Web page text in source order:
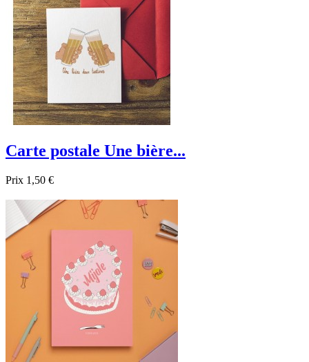
Carte postale Une bière...
Prix 1,50 €
Aperçu rapide